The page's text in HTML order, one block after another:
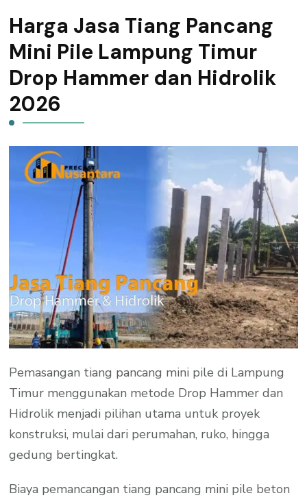
Harga Jasa Tiang Pancang
Mini Pile Lampung Timur
Drop Hammer dan Hidrolik
2026
Pemasangan tiang pancang mini pile di Lampung
Timur menggunakan metode Drop Hammer dan
Hidrolik menjadi pilihan utama untuk proyek
konstruksi, mulai dari perumahan, ruko, hingga
gedung bertingkat.
Biaya pemancangan tiang pancang mini pile beton